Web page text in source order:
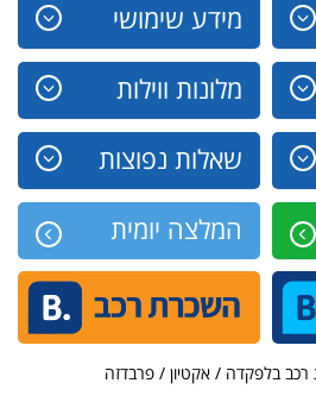
מידע שימושי
מלונות ווילות
שאלות נפוצות
המלצה יומית
בלפקדה / אקטיון / פרבדזה